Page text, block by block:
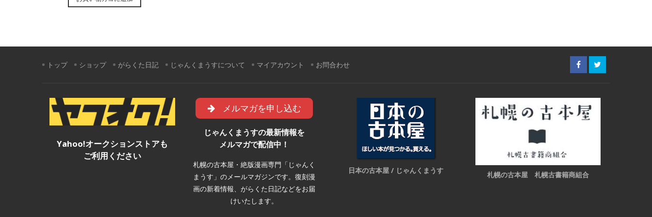
トップ ショップ がらくた日記 じゃんくまうすについて マイアカウント お問合わせ
Yahoo!オークションストアも
ご利用ください
メルマガを申し込む
じゃんくまうすの最新情報を
メルマガで配信中！
札幌の古本屋・絶版漫画専門「じゃんく
まうす」のメールマガジンです。復刻漫
画の新着情報、がらくた日記などをお届
けいたします。
日本の古本屋 / じゃんくまうす 札幌の古本屋 札幌古書籍商組合